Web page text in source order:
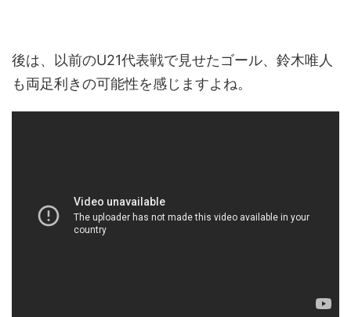
後は、以前のU21代表戦で見せたゴール、鈴木唯人
も両足利きの可能性を感じますよね。